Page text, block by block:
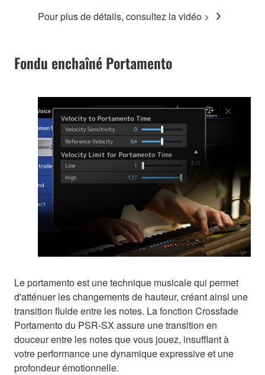
Pour plus de détails, consultez la vidéo >
Fondu enchaîné Portamento
Le portamento est une technique musicale qui permet
d'atténuer les changements de hauteur, créant ainsi une
transition fluide entre les notes. La fonction Crossfade
Portamento du PSR-SX assure une transition en
douceur entre les notes que vous jouez, insufflant à
votre performance une dynamique expressive et une
profondeur émotionnelle.